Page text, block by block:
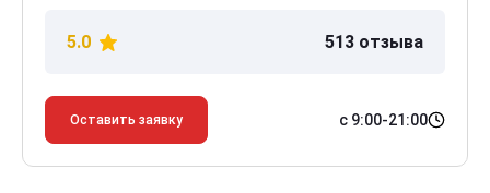
5.0 513 отзыва
Оставить заявку с 9:00-21:00